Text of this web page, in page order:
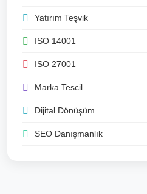
Yatırım Teşvik
ISO 14001
ISO 27001
Marka Tescil
Dijital Dönüşüm
SEO Danışmanlık